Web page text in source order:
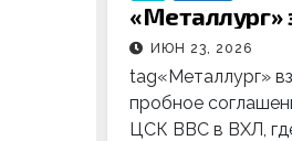
«Металлург»
ИЮН 23, 2026
tag«Металлург»
пробное
ЦСК ВВС в ВХЛ,